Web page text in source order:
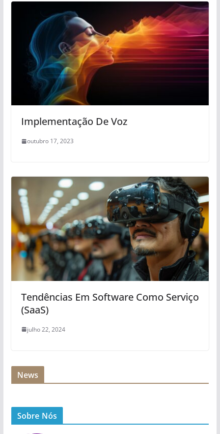
Implementação De Voz
outubro 17, 2023
Tendências Em Software Como Serviço
(SaaS)
julho 22, 2024
News
Sobre Nós